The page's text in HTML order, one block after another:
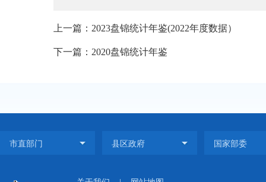
上一篇：2023盘锦统计年鉴(2022年度数据）
下一篇：2020盘锦统计年鉴